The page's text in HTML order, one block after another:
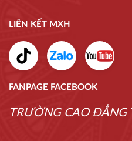
LIÊN KẾT MXH
FANPAGE FACEBOOK
TRƯỜNG CAO ĐẲNG